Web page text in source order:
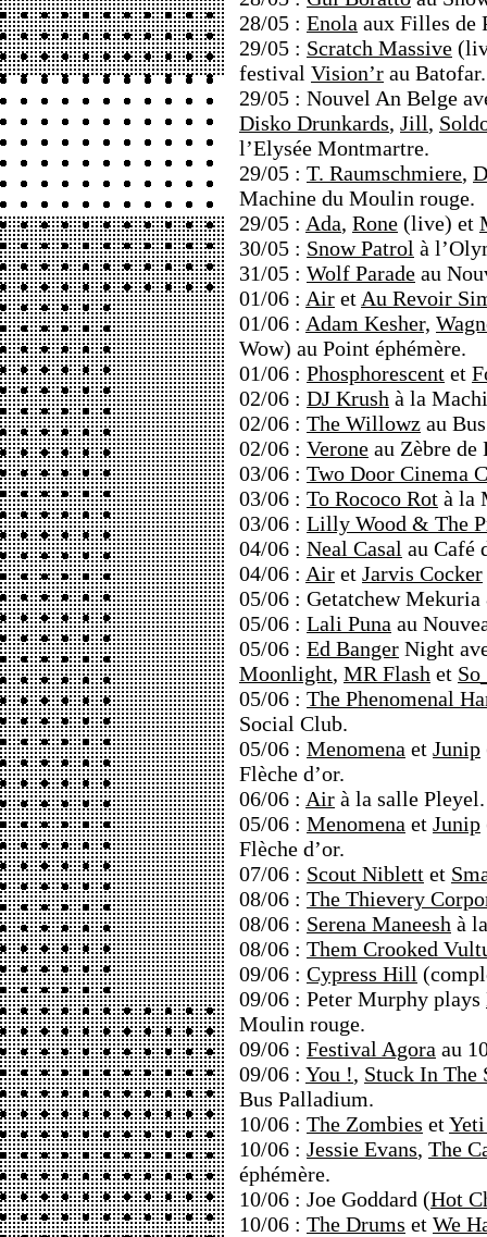
28/05 : Enola aux Filles de
29/05 : Scratch Massive
festival Vision’r au Batofar.
29/05 : Nouvel An Belge
Disko Drunkards, Jill,
l’Elysée Montmartre.
29/05 : T. Raumschmiere,
Machine du Moulin rouge.
29/05 : Ada, Rone (live) et
30/05 : Snow Patrol à
31/05 : Wolf Parade au
01/06 : Air et Au Revoir
01/06 : Adam Kesher,
Wow) au Point éphémère.
01/06 : Phosphorescent et
02/06 : DJ Krush à la
02/06 : The Willowz au
02/06 : Verone au Zèbre
03/06 : Two Door Cinema
03/06 : To Rococo Rot à la
03/06 : Lilly Wood & The
04/06 : Neal Casal au Café
04/06 : Air et Jarvis Cocker
05/06 : Getatchew
05/06 : Lali Puna au
05/06 : Ed Banger Night
Moonlight, MR Flash et
05/06 : The Phenomenal
Social Club.
05/06 : Menomena et Junip
Flèche d’or.
06/06 : Air à la salle Pleyel.
05/06 : Menomena et Junip
Flèche d’or.
07/06 : Scout Niblett et
08/06 : The Thievery
08/06 : Serena Maneesh à
08/06 : Them Crooked
09/06 : Cypress Hill
09/06 : Peter Murphy plays
Moulin rouge.
09/06 : Festival Agora au
09/06 : You !, Stuck In The
Bus Palladium.
10/06 : The Zombies et
10/06 : Jessie Evans, The
éphémère.
10/06 : Joe Goddard (Hot
10/06 : The Drums et We